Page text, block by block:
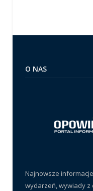
O NAS
Najnowsze
wydarzeń, wywiady z